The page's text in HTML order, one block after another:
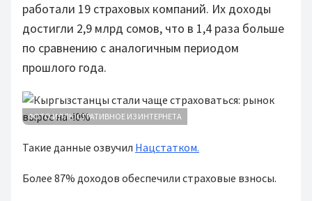
работали 19 страховых компаний. Их доходы
достигли 2,9 млрд сомов, что в 1,4 раза больше
по сравнению с аналогичным периодом
прошлого года.
ФОТО ИЛЛЮСТРАТИВНОЕ ИЗ ИНТЕРНЕТА
Такие данные озвучил Нацстатком.
Более 87% доходов обеспечили страховые взносы.